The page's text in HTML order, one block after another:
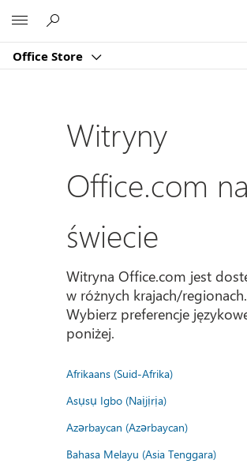
Office Store
Witryny
Office.com na
świecie
Witryna Office.com jest
w różnych krajach/regionach.
Wybierz preferencje
poniżej.
Afrikaans (Suid-Afrika)
Asụsụ Igbo (Naịjịrịa)
Azərbaycan (Azərbaycan)
Bahasa Melayu (Asia Tenggara)